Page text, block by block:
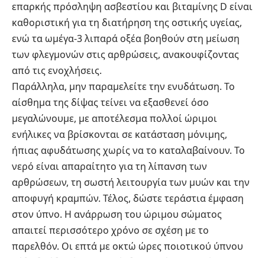
επαρκής πρόσληψη ασβεστίου και βιταμίνης D είναι
καθοριστική για τη διατήρηση της οστικής υγείας,
ενώ τα ωμέγα-3 λιπαρά οξέα βοηθούν στη μείωση
των φλεγμονών στις αρθρώσεις, ανακουφίζοντας
από τις ενοχλήσεις.
Παράλληλα, μην παραμελείτε την ενυδάτωση. Το
αίσθημα της δίψας τείνει να εξασθενεί όσο
μεγαλώνουμε, με αποτέλεσμα πολλοί ώριμοι
ενήλικες να βρίσκονται σε κατάσταση μόνιμης,
ήπιας αφυδάτωσης χωρίς να το καταλαβαίνουν. Το
νερό είναι απαραίτητο για τη λίπανση των
αρθρώσεων, τη σωστή λειτουργία των μυών και την
αποφυγή κραμπών. Τέλος, δώστε τεράστια έμφαση
στον ύπνο. Η ανάρρωση του ώριμου σώματος
απαιτεί περισσότερο χρόνο σε σχέση με το
παρελθόν. Οι επτά με οκτώ ώρες ποιοτικού ύπνου